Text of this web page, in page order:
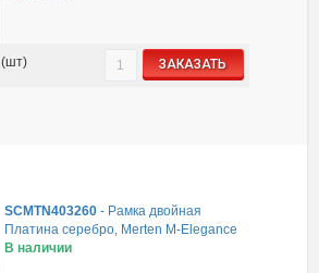
(шт) ЗАКАЗАТЬ
SCMTN403260 - Рамка двойная
Платина серебро, Merten M-Elegance
В наличии